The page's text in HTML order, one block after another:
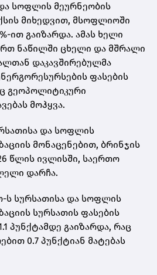
სოფლის მეურნეობის
მიხედვით, მსოფლიოში
ით გაიზარდა. ამას ხელი
ნაწილში ცხელი და მშრალი
დაკავშირებულმა
ფასების
გეოპოლიტიკური
მოჰყვა.
და სოფლის
მონაცენებით, ბრინჯის
წლის ივლისში, საერთო
დარჩა.
ს სურსათისა და სოფლის
სურსათის ფასების
პუნქტამდე გაიზარდა, რაც
0.7 პუნქტიან მატებას